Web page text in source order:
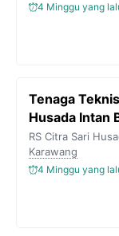
4 Minggu yang
Tenaga
Husada Intan
RS Citra Sari
Karawang
4 Minggu yang